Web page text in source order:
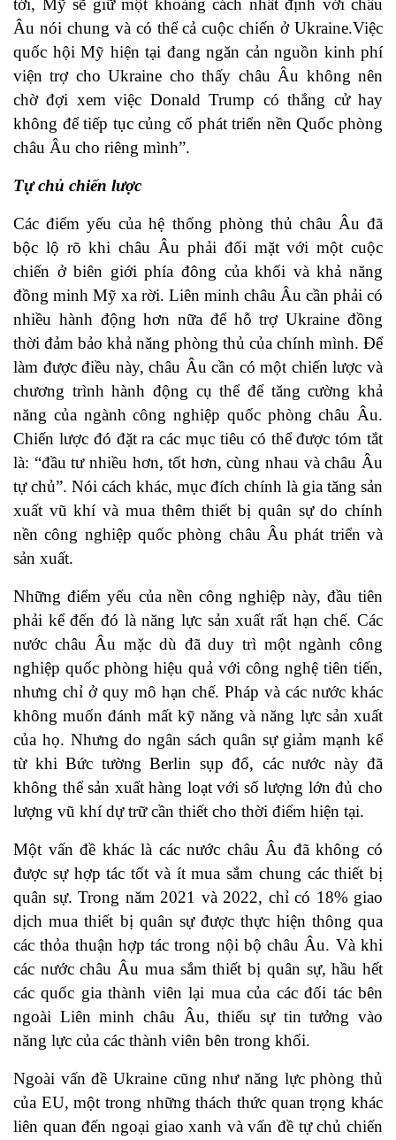
tới, Mỹ sẽ giữ một khoảng cách nhất định với châu
Âu nói chung và có thể cả cuộc chiến ở Ukraine.Việc
quốc hội Mỹ hiện tại đang ngăn cản nguồn kinh phí
viện trợ cho Ukraine cho thấy châu Âu không nên
chờ đợi xem việc Donald Trump có thắng cử hay
không để tiếp tục củng cố phát triển nền Quốc phòng
châu Âu cho riêng mình”.
Tự chủ chiến lược
Các điểm yếu của hệ thống phòng thủ châu Âu đã
bộc lộ rõ khi châu Âu phải đối mặt với một cuộc
chiến ở biên giới phía đông của khối và khả năng
đồng minh Mỹ xa rời. Liên minh châu Âu cần phải có
nhiều hành động hơn nữa để hỗ trợ Ukraine đồng
thời đảm bảo khả năng phòng thủ của chính mình. Để
làm được điều này, châu Âu cần có một chiến lược và
chương trình hành động cụ thể để tăng cường khả
năng của ngành công nghiệp quốc phòng châu Âu.
Chiến lược đó đặt ra các mục tiêu có thể được tóm tắt
là: “đầu tư nhiều hơn, tốt hơn, cùng nhau và châu Âu
tự chủ”. Nói cách khác, mục đích chính là gia tăng sản
xuất vũ khí và mua thêm thiết bị quân sự do chính
nền công nghiệp quốc phòng châu Âu phát triển và
sản xuất.
Những điểm yếu của nền công nghiệp này, đầu tiên
phải kể đến đó là năng lực sản xuất rất hạn chế. Các
nước châu Âu mặc dù đã duy trì một ngành công
nghiệp quốc phòng hiệu quả với công nghệ tiên tiến,
nhưng chỉ ở quy mô hạn chế. Pháp và các nước khác
không muốn đánh mất kỹ năng và năng lực sản xuất
của họ. Nhưng do ngân sách quân sự giảm mạnh kể
từ khi Bức tường Berlin sụp đổ, các nước này đã
không thể sản xuất hàng loạt với số lượng lớn đủ cho
lượng vũ khí dự trữ cần thiết cho thời điểm hiện tại.
Một vấn đề khác là các nước châu Âu đã không có
được sự hợp tác tốt và ít mua sắm chung các thiết bị
quân sự. Trong năm 2021 và 2022, chỉ có 18% giao
dịch mua thiết bị quân sự được thực hiện thông qua
các thỏa thuận hợp tác trong nội bộ châu Âu. Và khi
các nước châu Âu mua sắm thiết bị quân sự, hầu hết
các quốc gia thành viên lại mua của các đối tác bên
ngoài Liên minh châu Âu, thiếu sự tin tưởng vào
năng lực của các thành viên bên trong khối.
Ngoài vấn đề Ukraine cũng như năng lực phòng thủ
của EU, một trong những thách thức quan trọng khác
liên quan đến ngoại giao xanh và vấn đề tự chủ chiến